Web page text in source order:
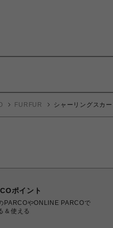
FURFUR シャーリングスカ
ポイント
PARCOやONLINE PARCOで
＆使える